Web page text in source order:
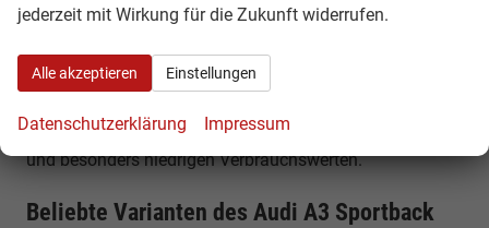
Verbrauch & Effizienz
Moderne Mild-Hybrid-Technologie unterstützt den
Kraftstoffverbrauch und sorgt für effizientes Fahren im
zusätzlich rein elektrisches Fahren mit hoher Reichweite
und besonders niedrigen Verbrauchswerten.
Beliebte Varianten des Audi A3 Sportback
jederzeit mit Wirkung für die Zukunft widerrufen.
Alle akzeptieren Einstellungen
Datenschutzerklärung Impressum